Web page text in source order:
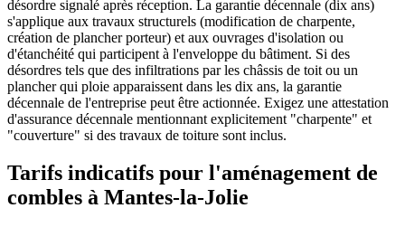
désordre signalé après réception. La garantie décennale (dix ans)
s'applique aux travaux structurels (modification de charpente,
création de plancher porteur) et aux ouvrages d'isolation ou
d'étanchéité qui participent à l'enveloppe du bâtiment. Si des
désordres tels que des infiltrations par les châssis de toit ou un
plancher qui ploie apparaissent dans les dix ans, la garantie
décennale de l'entreprise peut être actionnée. Exigez une attestation
d'assurance décennale mentionnant explicitement "charpente" et
"couverture" si des travaux de toiture sont inclus.
Tarifs indicatifs pour l'aménagement de
combles à Mantes-la-Jolie